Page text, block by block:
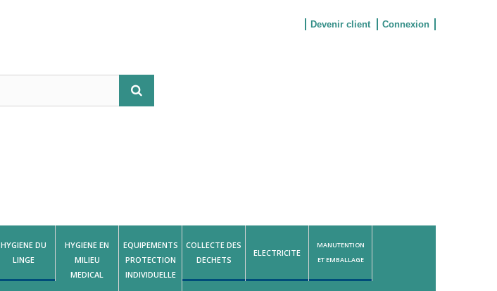
Connexion
Devenir client
HYGIENE DU
LINGE
HYGIENE EN
MILIEU
MEDICAL
EQUIPEMENTS
PROTECTION
INDIVIDUELLE
COLLECTE DES
DECHETS
ELECTRICITE
MANUTENTION
ET EMBALLAGE